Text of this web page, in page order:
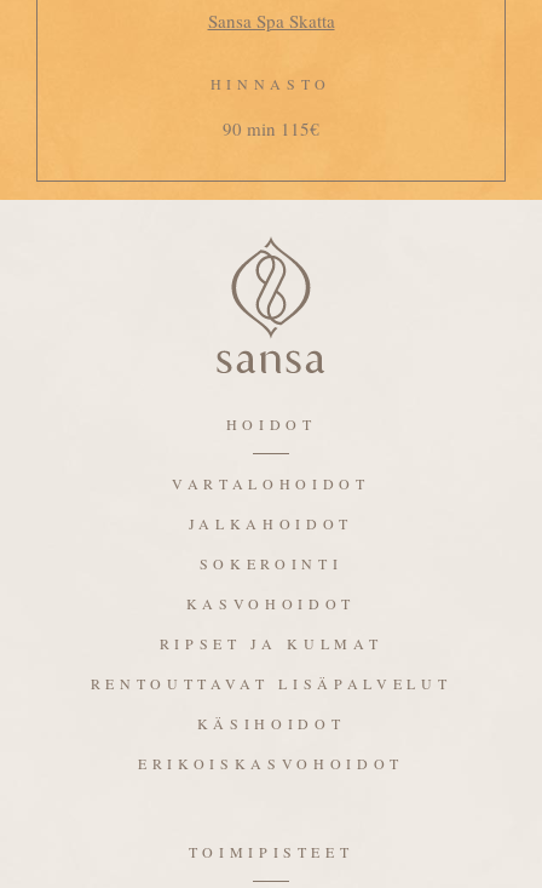
Sansa Spa Skatta
HINNASTO
90 min 115€
HOIDOT
VARTALOHOIDOT
JALKAHOIDOT
SOKEROINTI
KASVOHOIDOT
RIPSET JA KULMAT
RENTOUTTAVAT LISÄPALVELUT
KÄSIHOIDOT
ERIKOISKASVOHOIDOT
TOIMIPISTEET